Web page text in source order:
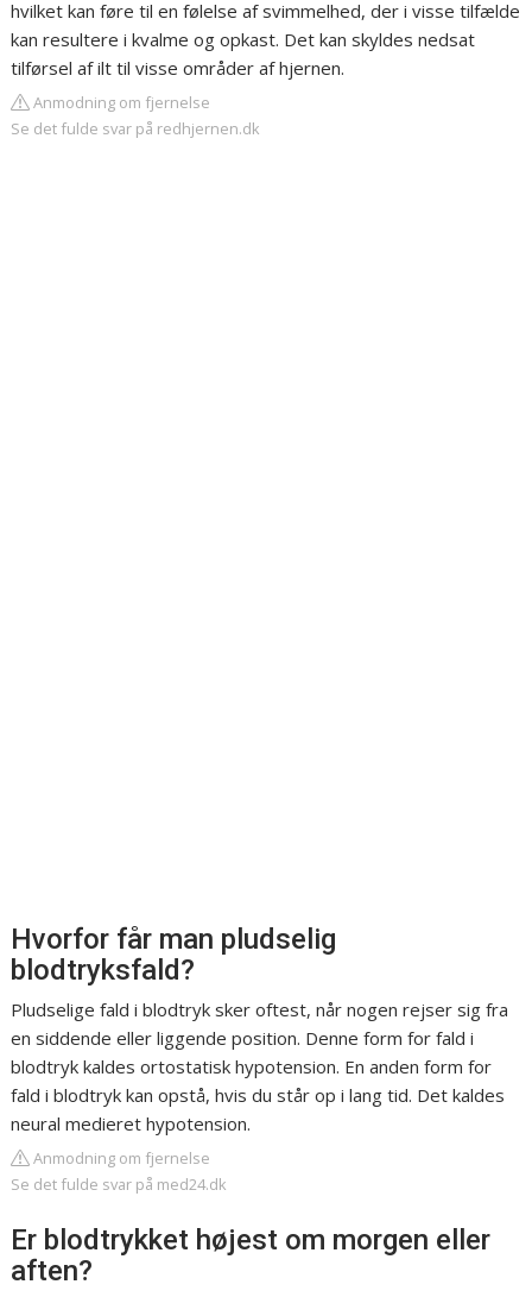
hvilket kan føre til en følelse af svimmelhed, der i visse tilfælde
kan resultere i kvalme og opkast. Det kan skyldes nedsat
tilførsel af ilt til visse områder af hjernen.
Anmodning om fjernelse
Se det fulde svar på redhjernen.dk
Hvorfor får man pludselig
blodtryksfald?
Pludselige fald i blodtryk sker oftest, når nogen rejser sig fra
en siddende eller liggende position. Denne form for fald i
blodtryk kaldes ortostatisk hypotension. En anden form for
fald i blodtryk kan opstå, hvis du står op i lang tid. Det kaldes
neural medieret hypotension.
Anmodning om fjernelse
Se det fulde svar på med24.dk
Er blodtrykket højest om morgen eller
aften?